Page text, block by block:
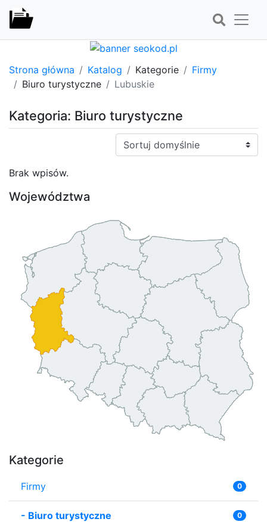
Strona główna Katalog Kategorie
Firmy
Biuro turystyczne
Lubuskie
Kategoria: Biuro turystyczne
Sortuj:
Brak wpisów.
Województwa
Kategorie
Firmy 0
- Biuro turystyczne 0